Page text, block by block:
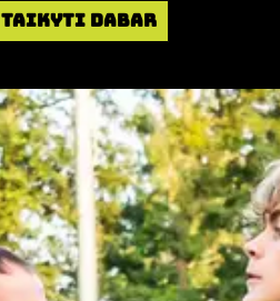
Taikyti dabar